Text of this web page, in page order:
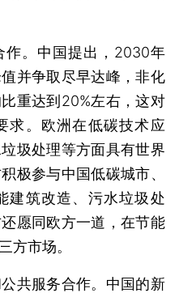
。中国提出，2030年
并争取尽早达峰，非化
重达到20%左右，这对
求。欧洲在低碳技术应
圾处理等方面具有世界
极参与中国低碳城市、
建筑改造、污水垃圾处
愿同欧方一道，在节能
方市场。
服务合作。中国的新